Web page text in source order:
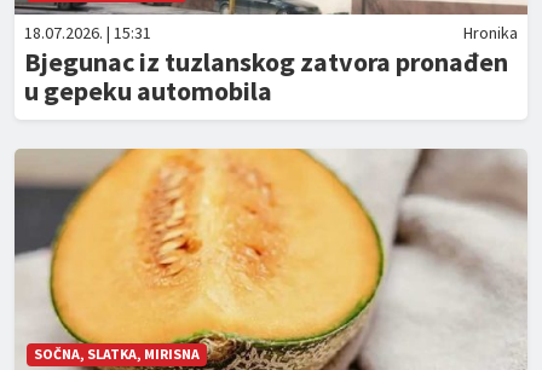
18.07.2026. | 15:31 Hronika
Bjegunac iz tuzlanskog zatvora pronađen
u gepeku automobila
SOČNA, SLATKA, MIRISNA